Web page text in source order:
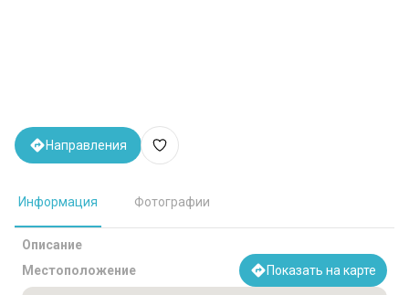
Направления
Информация Фотографии
Описание
Местоположение
Показать на карте